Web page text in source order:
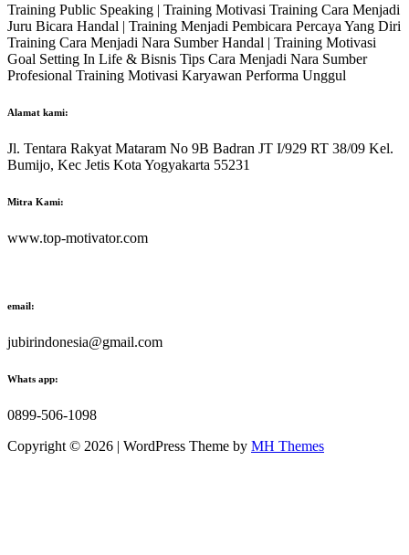
Training Public Speaking | Training Motivasi Training Cara Menjadi
Juru Bicara Handal | Training Menjadi Pembicara Percaya Yang Diri
Training Cara Menjadi Nara Sumber Handal | Training Motivasi
Goal Setting In Life & Bisnis Tips Cara Menjadi Nara Sumber
Profesional Training Motivasi Karyawan Performa Unggul
Alamat kami:
Jl. Tentara Rakyat Mataram No 9B Badran JT I/929 RT 38/09 Kel.
Bumijo, Kec Jetis Kota Yogyakarta 55231
Mitra Kami:
www.top-motivator.com
email:
jubirindonesia@gmail.com
Whats app:
0899-506-1098
Copyright © 2026 | WordPress Theme by MH Themes